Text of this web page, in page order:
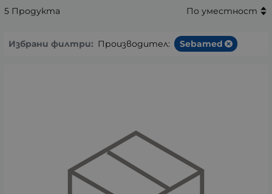
5 Продукта По уместност
Избрани филтри: Производител: Sebamed